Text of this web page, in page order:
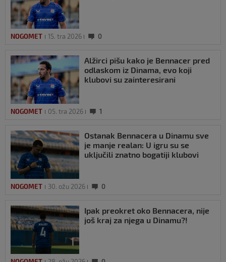
NOGOMET 15. tra 2026 0
Alžirci pišu kako je Bennacer pred
odlaskom iz Dinama, evo koji
klubovi su zainteresirani
NOGOMET 05. tra 2026 1
Ostanak Bennacera u Dinamu sve
je manje realan: U igru su se
uključili znatno bogatiji klubovi
NOGOMET 30. ožu 2026 0
Ipak preokret oko Bennacera, nije
još kraj za njega u Dinamu?!